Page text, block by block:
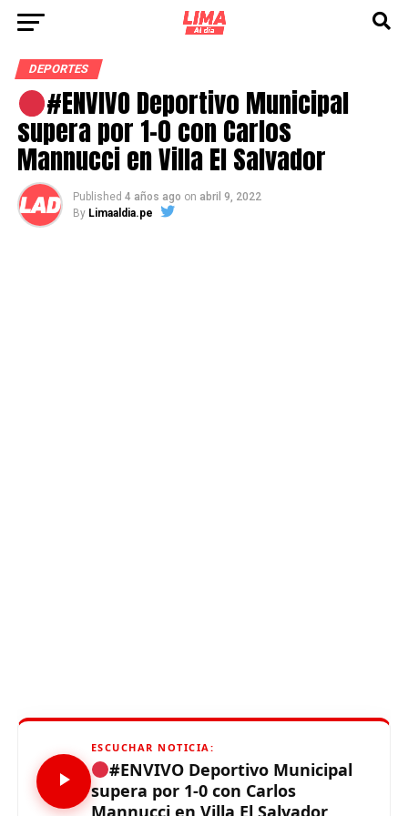
DEPORTES
#ENVIVO Deportivo Municipal
supera por 1-0 con Carlos
Mannucci en Villa El Salvador
Published 4 años ago on abril 9, 2022
By Limaaldia.pe
ESCUCHAR NOTICIA:
#ENVIVO Deportivo Municipal
supera por 1-0 con Carlos
Mannucci en Villa El Salvador